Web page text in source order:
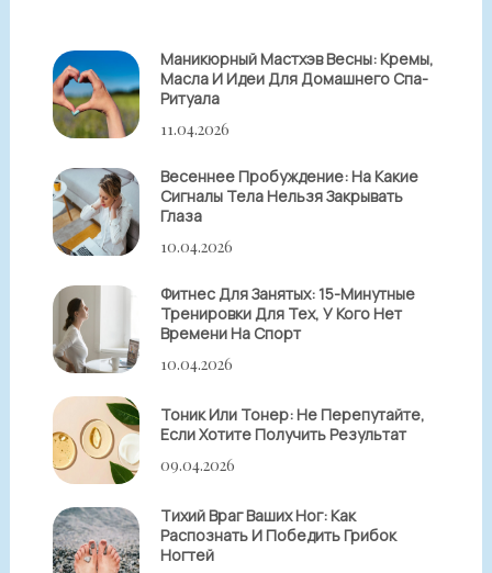
Маникюрный Мастхэв Весны: Кремы,
Масла И Идеи Для Домашнего Спа-
Ритуала
11.04.2026
Весеннее Пробуждение: На Какие
Сигналы Тела Нельзя Закрывать
Глаза
10.04.2026
Фитнес Для Занятых: 15-Минутные
Тренировки Для Тех, У Кого Нет
Времени На Спорт
10.04.2026
Тоник Или Тонер: Не Перепутайте,
Если Хотите Получить Результат
09.04.2026
Тихий Враг Ваших Ног: Как
Распознать И Победить Грибок
Ногтей